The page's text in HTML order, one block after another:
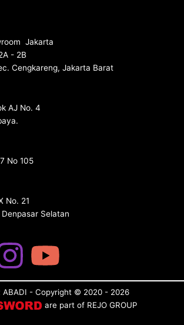
Jakarta
- 2B
Cengkareng, Jakarta Barat
AJ No. 4
No 105
No. 21
Selatan
ABADI - Copyright © 2020 - 2026
are part of REJO GROUP